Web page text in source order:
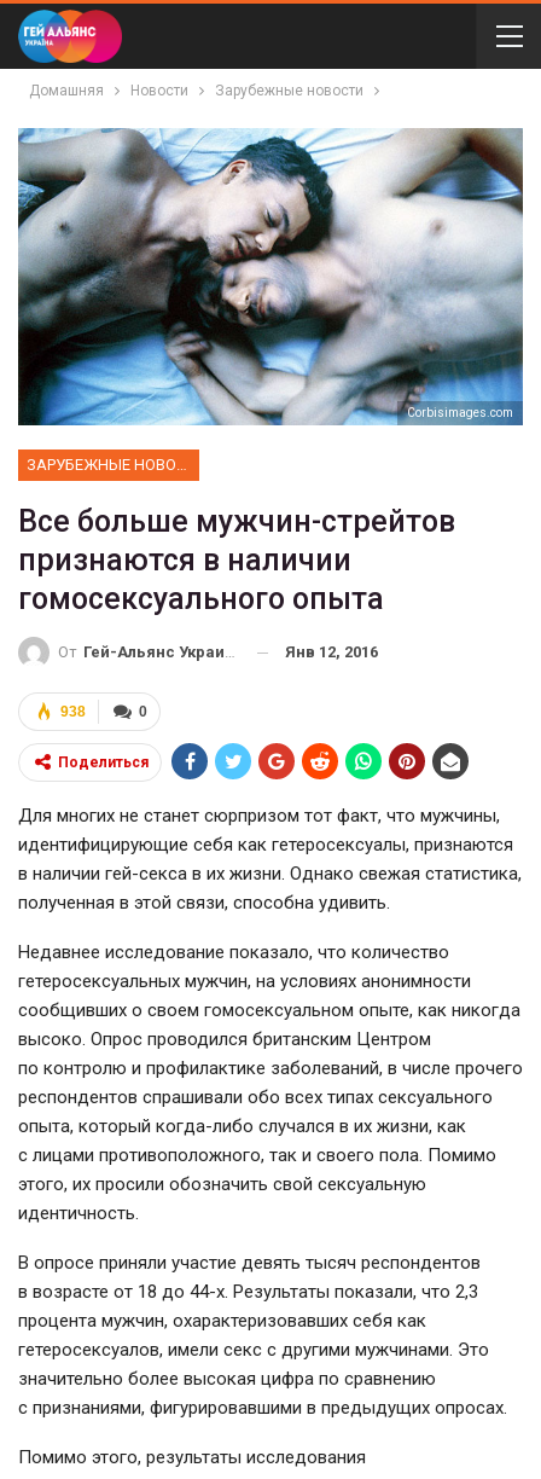
Домашняя Новости Зарубежные новости
Corbisimages.com
Все больше мужчин-стрейтов
признаются в наличии
гомосексуального опыта
От Гей-Альянс Украина Янв 12, 2016
0
938
Поделиться
Для многих не станет сюрпризом тот факт, что мужчины,
идентифицирующие себя как гетеросексуалы, признаются
в наличии гей-секса в их жизни. Однако свежая статистика,
полученная в этой связи, способна удивить.
Недавнее исследование показало, что количество
гетеросексуальных мужчин, на условиях анонимности
сообщивших о своем гомосексуальном опыте, как никогда
высоко. Опрос проводился британским Центром
по контролю и профилактике заболеваний, в числе прочего
респондентов спрашивали обо всех типах сексуального
опыта, который когда-либо случался в их жизни, как
с лицами противоположного, так и своего пола. Помимо
этого, их просили обозначить свой сексуальную
идентичность.
В опросе приняли участие девять тысяч респондентов
в возрасте от 18 до 44-х. Результаты показали, что 2,3
процента мужчин, охарактеризовавших себя как
гетеросексуалов, имели секс с другими мужчинами. Это
значительно более высокая цифра по сравнению
с признаниями, фигурировавшими в предыдущих опросах.
Помимо этого, результаты исследования